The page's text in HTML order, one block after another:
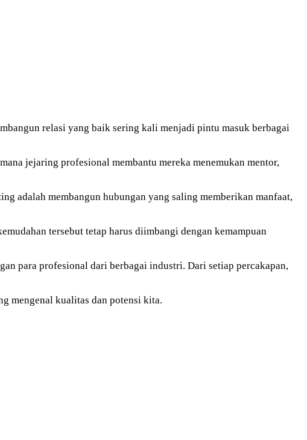
relasi yang baik sering kali menjadi pintu masuk berbagai
jejaring profesional membantu mereka menemukan mentor,
adalah membangun hubungan yang saling memberikan manfaat,
tersebut tetap harus diimbangi dengan kemampuan
para profesional dari berbagai industri. Dari setiap percakapan,
mengenal kualitas dan potensi kita.